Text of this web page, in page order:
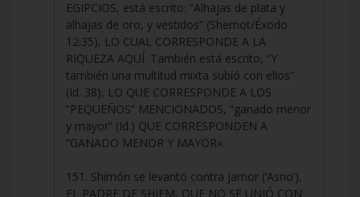
EGIPCIOS, está escrito: “Alhajas de plata y
alhajas de oro, y vestidos” (Shemot/Éxodo
12:35), LO CUAL CORRESPONDE A LA
RIQUEZA AQUÍ. También está escrito, “Y
también una multitud mixta subió con ellos”
(Id. 38), LO QUE CORRESPONDE A LOS
“PEQUEÑOS” MENCIONADOS, “ganado menor
y mayor” (Id.) QUE CORRESPONDEN A
“GANADO MENOR Y MAYOR».
151. Shimón se levantó contra Jamor (‘Asno’),
EL PADRE DE SHJEM, QUE NO SE UNIÓ CON